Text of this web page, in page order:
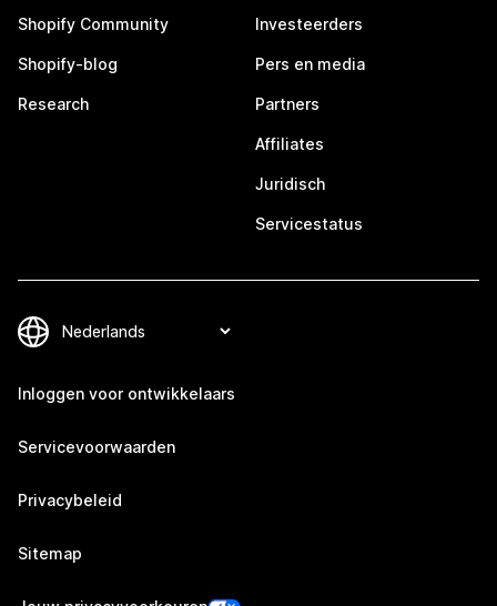
Shopify Community
Shopify-blog
Research
Investeerders
Pers en media
Partners
Affiliates
Juridisch
Servicestatus
Inloggen voor ontwikkelaars
Servicevoorwaarden
Privacybeleid
Sitemap